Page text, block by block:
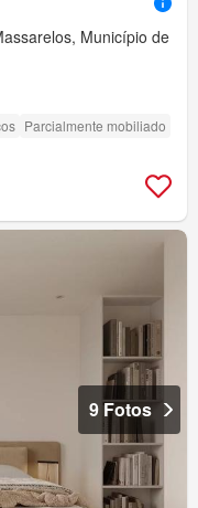
Município de
Parcialmente mobiliado
9 Fotos